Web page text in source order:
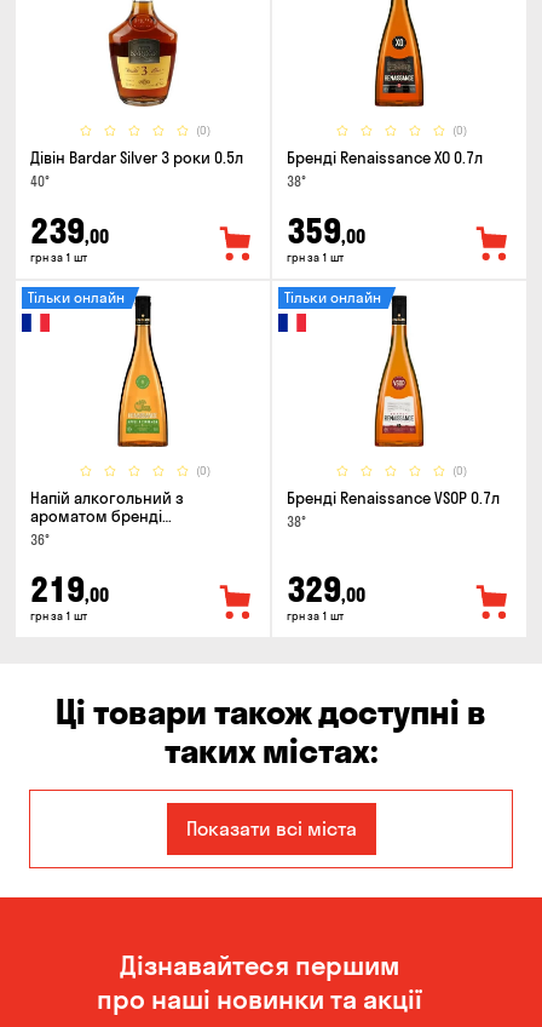
(0)
Дівін Bardar Silver 3 роки 0.5л
40°
239,00
грн за 1 шт
(0)
Бренді Renaissance XO 0.7л
38°
359,00
грн за 1 шт
(0)
Тільки онлайн
Напій алкогольний з
ароматом бренді
Renaissance Cinamon & Apple
36°
219,00
грн за 1 шт
(0)
Тільки онлайн
Бренді Renaissance VSOP 0.7л
38°
329,00
грн за 1 шт
Ці товари також доступні в
таких містах:
Показати всі міста
Дізнавайтеся першим
про наші новинки та акції